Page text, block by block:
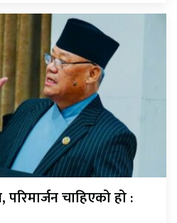
चाहिएको हो :